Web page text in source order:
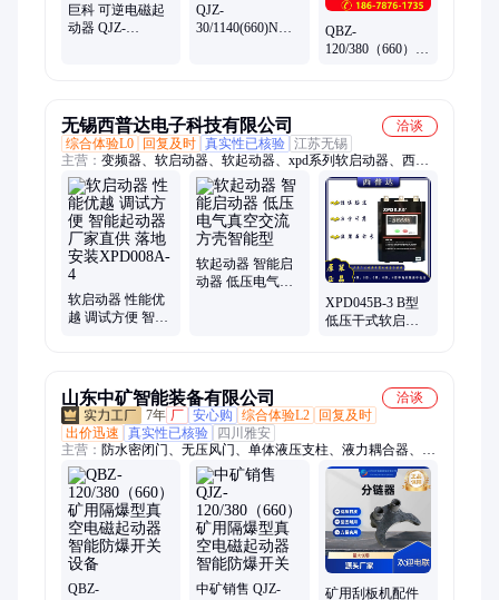
巨科 可逆电磁起
动器 QJZ-
QJZ-
30/1140(660)N矿
QBZ-
120/380（660）矿
无锡西普达电子科技有限公司
洽谈
综合体验L0
回复及时 真实性已核验 江苏无锡
主营： 变频器、软启动器、软起动器、xpd系列软启动器、西普
达变频器、压缩机软启动器、低压干式软启动器、电机软启动
器、智能软启动器、三相电机调速变频器、xpd软启动器、xpd系
列软起动器、三相电机软启动器、三相电机软起动器、西普达变
频调速器、xpd系列变频器、西普达电机变频器、电机变频器、
西普达电机变频调速器、xpd软起动器
软启动器 性能优
越 调试方便 智能
软起动器 智能启
动器 低压电气真
XPD045B-3 B型
低压干式软启动
山东中矿智能装备有限公司
洽谈
7年 厂 安心购 综合体验L2
回复及时
出价迅速
真实性已核验
四川雅安
主营： 防水密闭门、无压风门、单体液压支柱、液力耦合器、油
枕木、刮板机配件、双速绞车、隔膜泵、耙斗装岩机、风筒、压
风自救装置、圆环链、金属顶梁、电机车、调度绞车、尼龙柱
鞋、托辊、翻斗式矿车、回柱绞车、风门、耙矿绞车、气动葫
芦、隔爆水袋、给煤机
QBZ-
中矿销售 QJZ-
矿用刮板机配件